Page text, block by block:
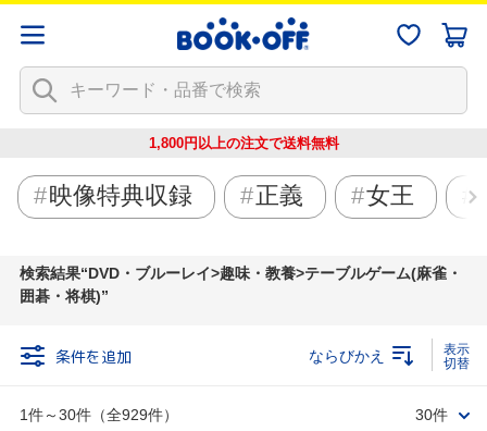
1,800円以上の注文で送料無料
映像特典収録 正義 女王
検索結果 DVD・ブルーレイ>趣味・教養>テーブルゲーム(麻雀・
囲碁・将棋)
条件を追加
1件～30件（全929件）
ならびかえ
30件